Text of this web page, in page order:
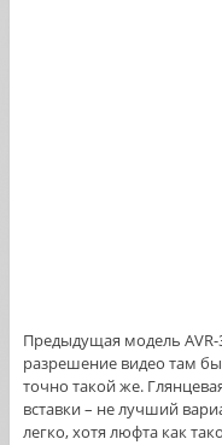
Предыдущая модель AVR-
разрешение видео там
точно такой же.
вставки – не лучший
легко, хотя люфта как